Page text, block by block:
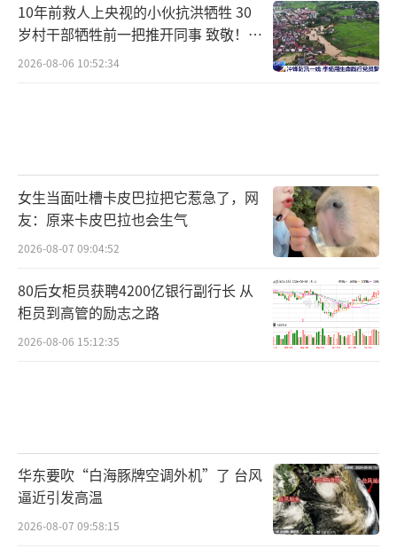
马宁出征前在一次采访里红着眼眶说
过：“我们把所有的青春、所有最好的年纪、
所有能付出的东西，全给了裁判事业。”
年真正以主裁身份站上世界杯球场，中间那十
五年是没有什么捷径的——只有跑不尽的折返
跑、不敢碰一口的牛肉，和从头到尾都没动摇
10年前救人上央视的小伙抗洪牺牲 30
岁村干部牺牲前一把推开同事 致敬！送
别！
2026-08-06 10:52:34
女生当面吐槽卡皮巴拉把它惹急了，网
友：原来卡皮巴拉也会生气
2026-08-07 09:04:52
80后女柜员获聘4200亿银行副行长 从
柜员到高管的励志之路
2026-08-06 15:12:35
华东要吹“白海豚牌空调外机”了 台风
逼近引发高温
2026-08-07 09:58:15